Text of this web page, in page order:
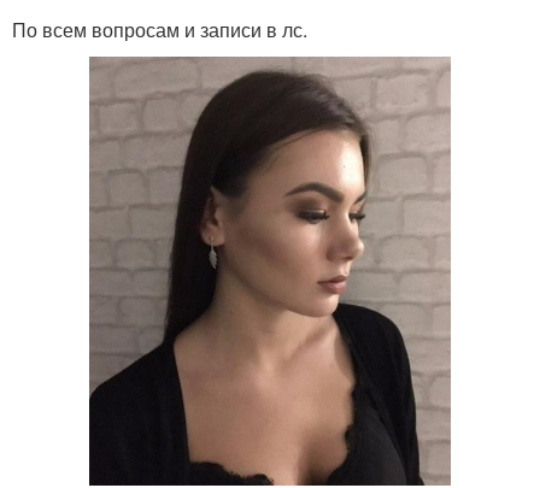
По всем вопросам и записи в лс.